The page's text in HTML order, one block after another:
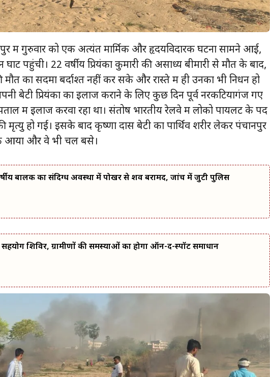
में गुरुवार को एक अत्यंत मार्मिक और हृदयविदारक घटना सामने आई,
पहुंची। 22 वर्षीय प्रियंका कुमारी की असाध्य बीमारी से मौत के बाद,
का सदमा बर्दाश्त नहीं कर सके और रास्ते में ही उनका भी निधन हो
बेटी प्रियंका का इलाज कराने के लिए कुछ दिन पूर्व नरकटियागंज गए
में इलाज करवा रहा था। संतोष भारतीय रेलवे में लोको पायलट के पद
मृत्यु हो गई। इसके बाद कृष्णा दास बेटी का पार्थिव शरीर लेकर पंचानपुर
आया और वे भी चल बसे।
बालक का संदिग्ध अवस्था में पोखर से शव बरामद, जांच में जुटी पुलिस
शिविर, ग्रामीणों की समस्याओं का होगा ऑन-द-स्पॉट समाधान